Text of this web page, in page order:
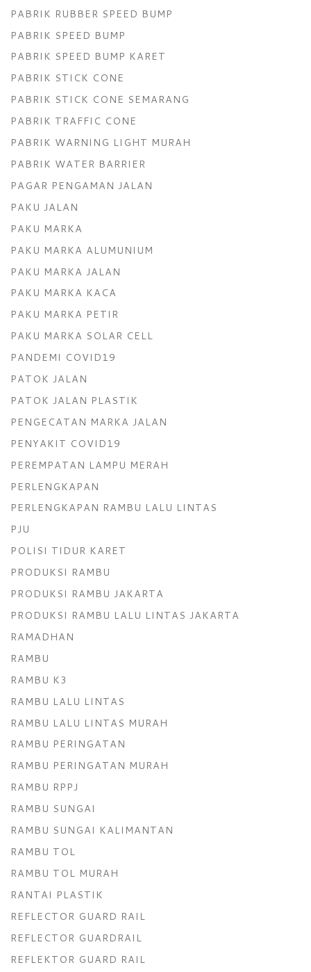
PABRIK RUBBER SPEED BUMP
PABRIK SPEED BUMP
PABRIK SPEED BUMP KARET
PABRIK STICK CONE
PABRIK STICK CONE SEMARANG
PABRIK TRAFFIC CONE
PABRIK WARNING LIGHT MURAH
PABRIK WATER BARRIER
PAGAR PENGAMAN JALAN
PAKU JALAN
PAKU MARKA
PAKU MARKA ALUMUNIUM
PAKU MARKA JALAN
PAKU MARKA KACA
PAKU MARKA PETIR
PAKU MARKA SOLAR CELL
PANDEMI COVID19
PATOK JALAN
PATOK JALAN PLASTIK
PENGECATAN MARKA JALAN
PENYAKIT COVID19
PEREMPATAN LAMPU MERAH
PERLENGKAPAN
PERLENGKAPAN RAMBU LALU LINTAS
PJU
POLISI TIDUR KARET
PRODUKSI RAMBU
PRODUKSI RAMBU JAKARTA
PRODUKSI RAMBU LALU LINTAS JAKARTA
RAMADHAN
RAMBU
RAMBU K3
RAMBU LALU LINTAS
RAMBU LALU LINTAS MURAH
RAMBU PERINGATAN
RAMBU PERINGATAN MURAH
RAMBU RPPJ
RAMBU SUNGAI
RAMBU SUNGAI KALIMANTAN
RAMBU TOL
RAMBU TOL MURAH
RANTAI PLASTIK
REFLECTOR GUARD RAIL
REFLECTOR GUARDRAIL
REFLEKTOR GUARD RAIL